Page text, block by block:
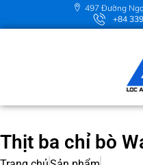
497 Đường
+84
Thịt ba chỉ bò